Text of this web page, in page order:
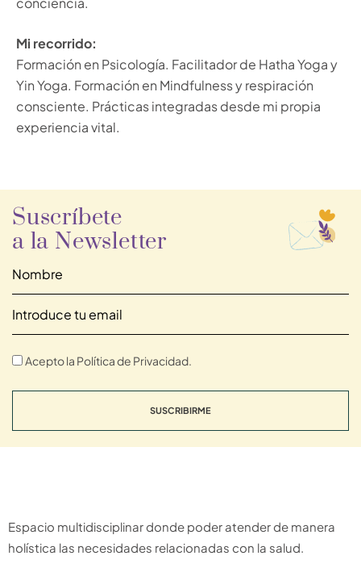
Mi recorrido:
Formación en Psicología. Facilitador de Hatha Yoga y
Yin Yoga. Formación en Mindfulness y respiración
consciente. Prácticas integradas desde mi propia
experiencia vital.
Suscríbete
a la Newsletter
Acepto la Política de Privacidad.
SUSCRIBIRME
Espacio multidisciplinar donde poder atender de manera
holística las necesidades relacionadas con la salud.